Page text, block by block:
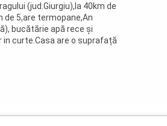
(jud.Giurgiu),la 40km de
5,are termopane,An
bucătărie apă rece și
curte.Casa are o suprafață